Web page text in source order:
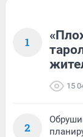
1
15
2